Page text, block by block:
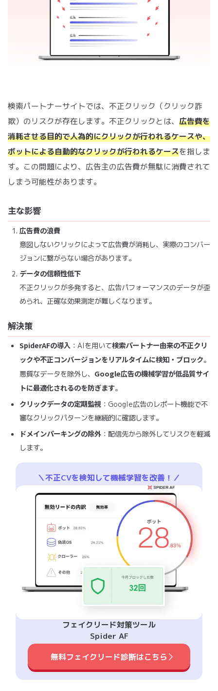
検索パートナーサイトでは、不正クリック（クリック詐
欺）のリスクが存在します。不正クリックとは、 広告費を
消耗させる目的で人為的にクリックが行われるケースや、
ボットによる自動的なクリックが行われるケースを指しま
す。この問題により、広告主の広告費が無駄に消費されて
しまう可能性があります。
主な影響
広告費の浪費
意図しないクリックによって広告費が消耗し、実際のコンバー
ジョンに繋がらない場合があります。
データの信頼性低下
不正クリックが多発すると、広告パフォーマンスのデータが歪
められ、正確な効果測定が難しくなります。
解決策
SpiderAFの導入：AIを用いて検索パートナー由来の不正クリ
ックや不正コンバージョンをリアルタイムに検知・ブロック。
悪質なデータを除外し、 Google広告の機械学習が低品質サイ
トに最適化されるのを防ぎます。
クリックデータの定期監視：Google広告のレポート機能で不
審なクリックパターンを継続的に確認します。
ドメインパーキングの除外：配信先から除外してリスクを軽減
します。
＼不正CVを検知して機械学習を改善！／
フェイクリード対策ツール
Spider AF
無料フェイクリード診断はこちら